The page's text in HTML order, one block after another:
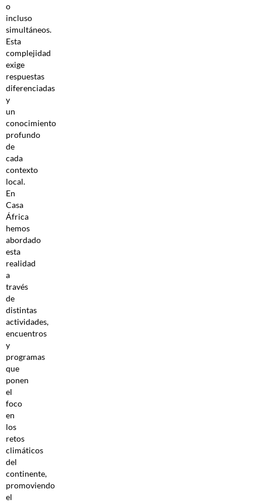
o
incluso
simultáneos.
Esta
complejidad
exige
respuestas
diferenciadas
y
un
conocimiento
profundo
de
cada
contexto
local.
En
Casa
África
hemos
abordado
esta
realidad
a
través
de
distintas
actividades,
encuentros
y
programas
que
ponen
el
foco
en
los
retos
climáticos
del
continente,
promoviendo
el